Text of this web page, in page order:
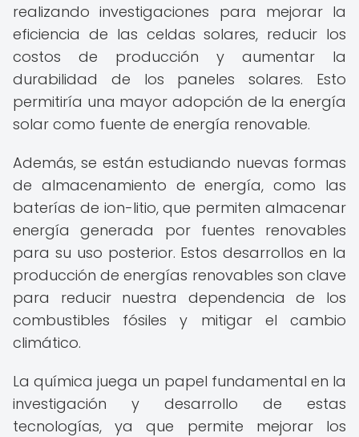
realizando investigaciones para mejorar la
eficiencia de las celdas solares, reducir los
costos de producción y aumentar la
durabilidad de los paneles solares. Esto
permitiría una mayor adopción de la energía
solar como fuente de energía renovable.
Además, se están estudiando nuevas formas
de almacenamiento de energía, como las
baterías de ion-litio, que permiten almacenar
energía generada por fuentes renovables
para su uso posterior. Estos desarrollos en la
producción de energías renovables son clave
para reducir nuestra dependencia de los
combustibles fósiles y mitigar el cambio
climático.
La química juega un papel fundamental en la
investigación y desarrollo de estas
tecnologías, ya que permite mejorar los